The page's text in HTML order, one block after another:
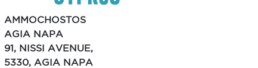
AMMOCHOSTOS
AGIA NAPA
91, NISSI AVENUE,
5330, AGIA NAPA